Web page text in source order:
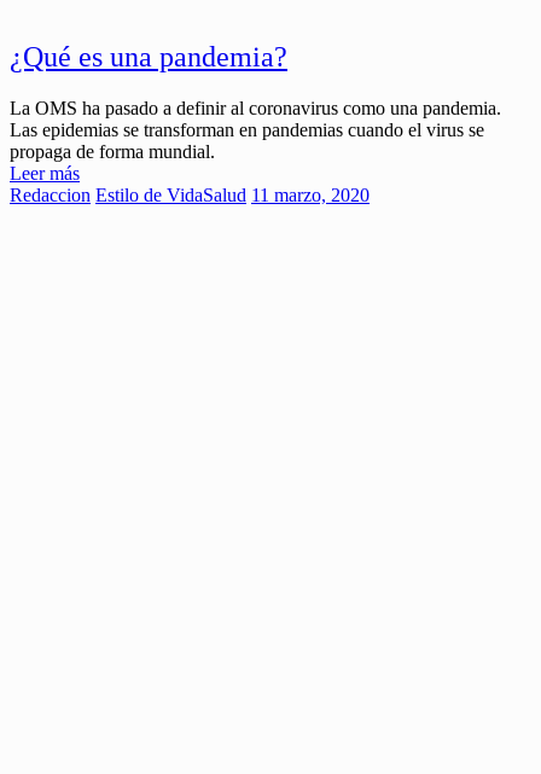
¿Qué es una pandemia?
La OMS ha pasado a definir al coronavirus como una pandemia.
Las epidemias se transforman en pandemias cuando el virus se
propaga de forma mundial.
Leer más
Redaccion Estilo de VidaSalud 11 marzo, 2020